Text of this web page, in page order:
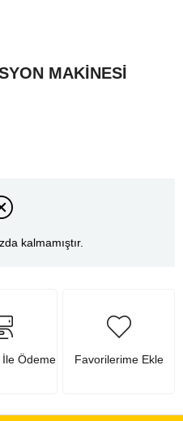
MAKİNESİ
kalmamıştır.
İle Ödeme Favorilerime Ekle